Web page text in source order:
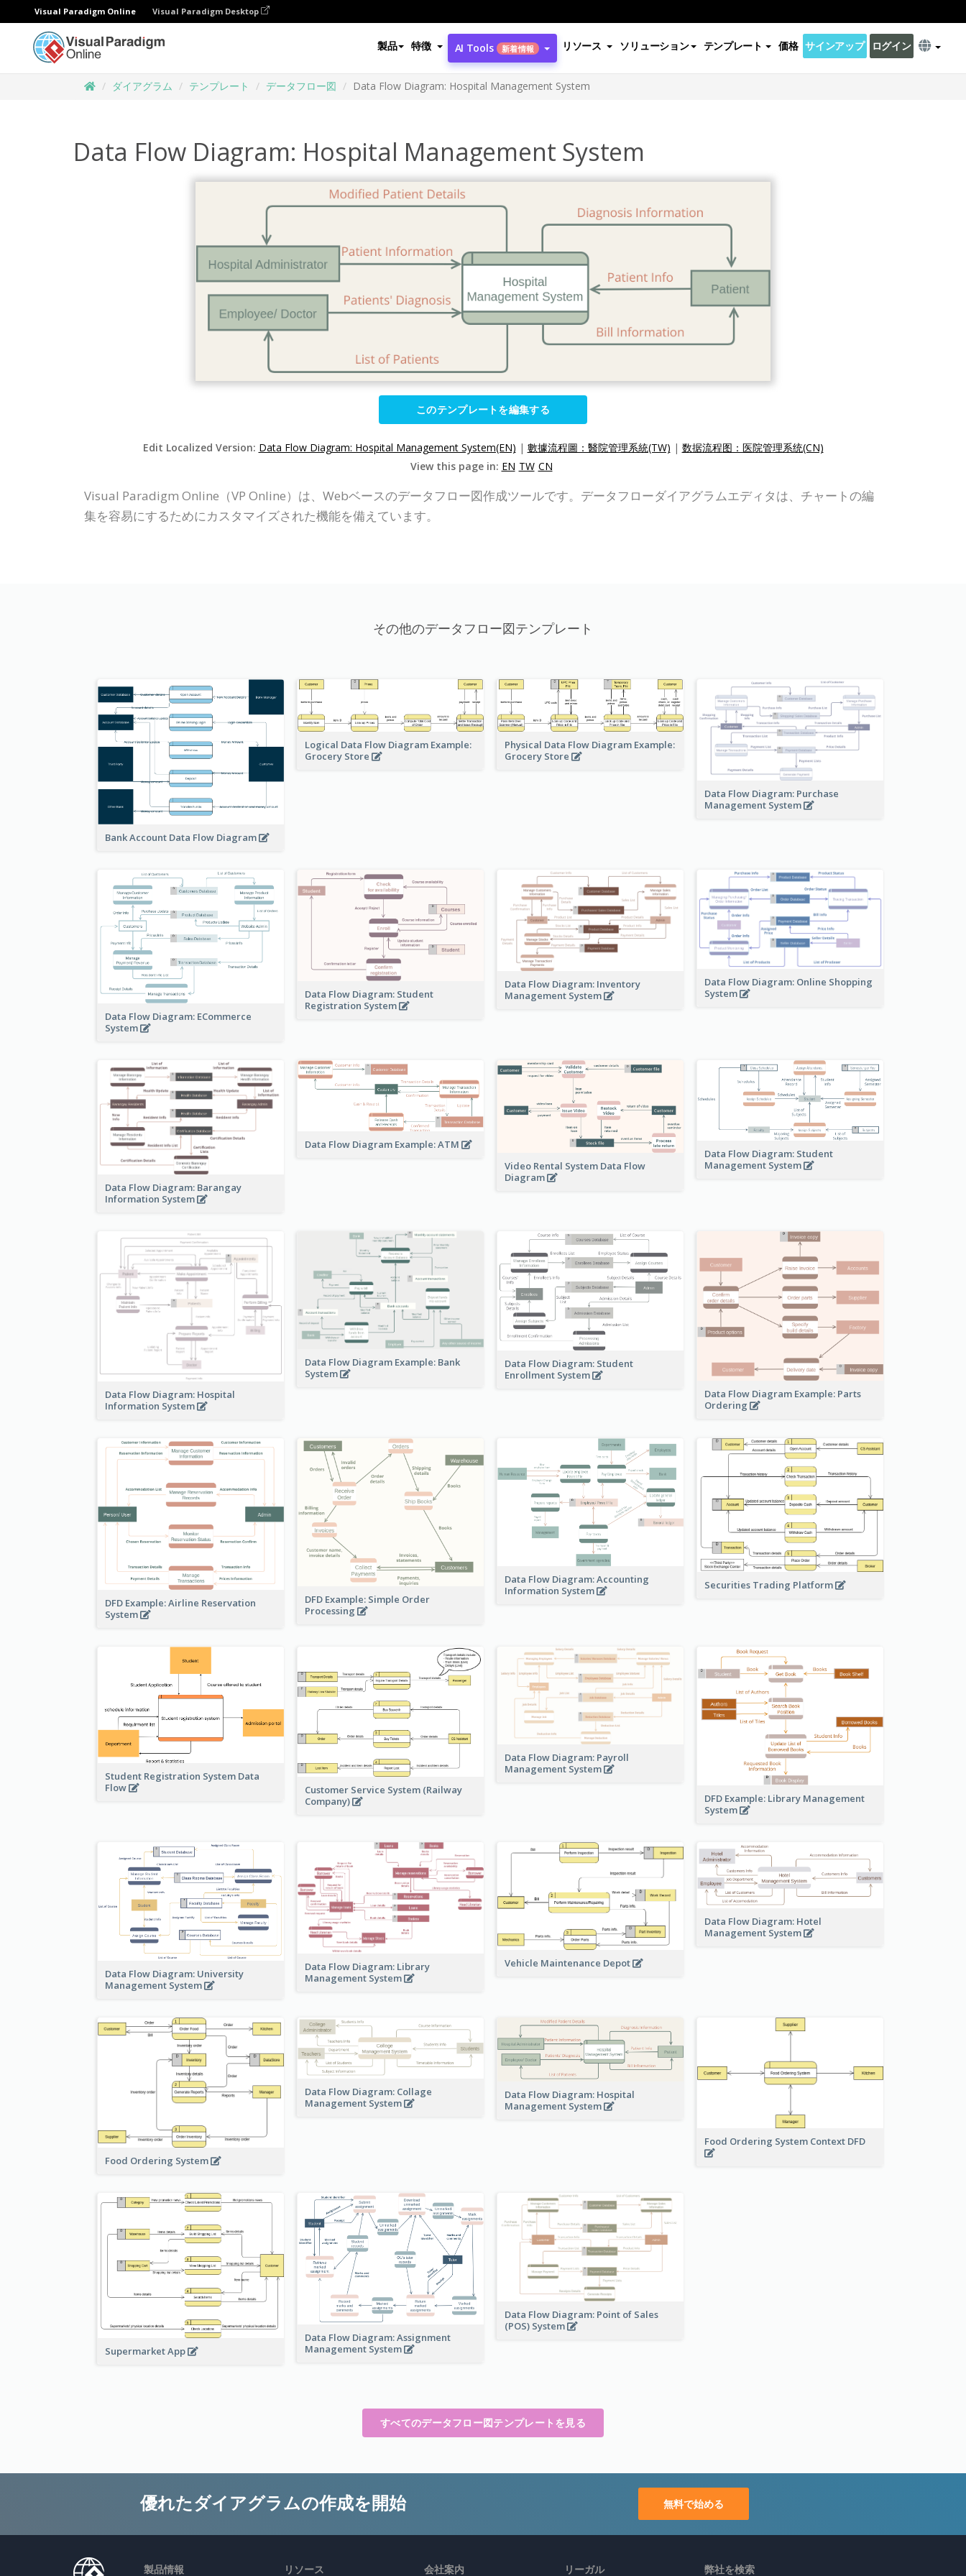
Visual Paradigm Online Visual Paradigm Desktop
製品 特徴 AI Tools 新着情報 リソース ソリューション テンプレート 価格 サインアップ ログイン
ダイアグラム テンプレート データフロー図 Data Flow Diagram: Hospital Management System
Data Flow Diagram: Hospital Management System
このテンプレートを編集する
Edit Localized Version: Data Flow Diagram: Hospital Management System(EN) | 數據流程圖：醫院管理系統(TW) | 数据流程图：医院管理系统(CN)
View this page in: EN TW CN
Visual Paradigm Online（VP Online）は、Webベースのデータフロー図作成ツールです。データフローダイアグラムエディタは、チャートの編
集を容易にするためにカスタマイズされた機能を備えています。
その他のデータフロー図テンプレート
Bank Account Data Flow Diagram
Logical Data Flow Diagram Example:
Grocery Store
Physical Data Flow Diagram Example:
Grocery Store
Data Flow Diagram: Purchase
Management System
Data Flow Diagram: ECommerce
System
Data Flow Diagram: Student
Registration System
Data Flow Diagram: Inventory
Management System
Data Flow Diagram: Online Shopping
System
Data Flow Diagram: Barangay
Information System
Data Flow Diagram Example: ATM
Video Rental System Data Flow
Diagram
Data Flow Diagram: Student
Management System
Data Flow Diagram: Hospital
Information System
Data Flow Diagram Example: Bank
System
Data Flow Diagram: Student
Enrollment System
Data Flow Diagram Example: Parts
Ordering
DFD Example: Airline Reservation
System
DFD Example: Simple Order
Processing
Data Flow Diagram: Accounting
Information System
Securities Trading Platform
Student Registration System Data
Flow
Customer Service System (Railway
Company)
Data Flow Diagram: Payroll
Management System
DFD Example: Library Management
System
Data Flow Diagram: University
Management System
Data Flow Diagram: Library
Management System
Vehicle Maintenance Depot
Data Flow Diagram: Hotel
Management System
Food Ordering System
Data Flow Diagram: Collage
Management System
Data Flow Diagram: Hospital
Management System
Food Ordering System Context DFD
Supermarket App
Data Flow Diagram: Assignment
Management System
Data Flow Diagram: Point of Sales
(POS) System
すべてのデータフロー図テンプレートを見る
優れたダイアグラムの作成を開始 無料で始める
製品情報 リソース 会社案内 リーガル 弊社を検索